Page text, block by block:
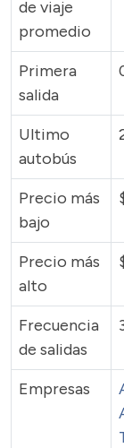
de viaje
promedio
Primera
salida
Ultimo
autobús
Precio más
bajo
Precio más
alto
Frecuencia
de salidas
Empresas